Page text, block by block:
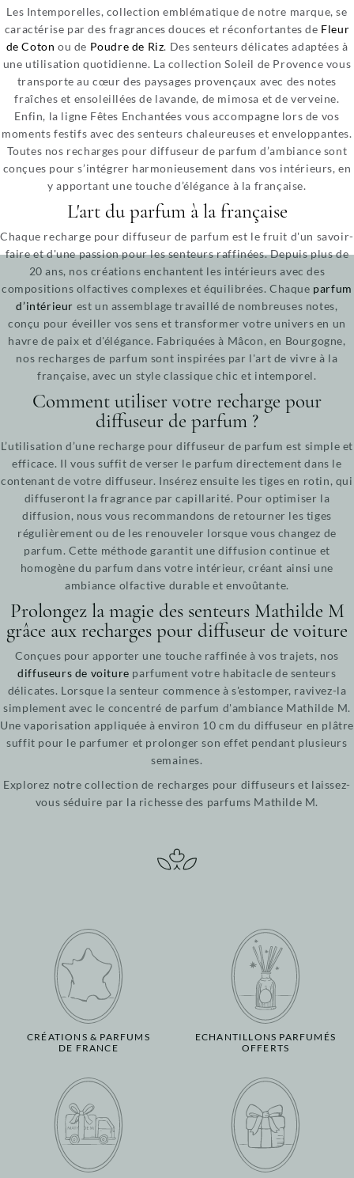
Les Intemporelles, collection emblématique de notre marque, se
caractérise par des fragrances douces et réconfortantes de Fleur
de Coton ou de Poudre de Riz. Des senteurs délicates adaptées à
une utilisation quotidienne. La collection Soleil de Provence vous
transporte au cœur des paysages provençaux avec des notes
fraîches et ensoleillées de lavande, de mimosa et de verveine.
Enfin, la ligne Fêtes Enchantées vous accompagne lors de vos
moments festifs avec des senteurs chaleureuses et enveloppantes.
Toutes nos recharges pour diffuseur de parfum d’ambiance sont
conçues pour s’intégrer harmonieusement dans vos intérieurs, en
y apportant une touche d’élégance à la française.
L'art du parfum à la française
Chaque recharge pour diffuseur de parfum est le fruit d'un savoir-
faire et d'une passion pour les senteurs raffinées. Depuis plus de
20 ans, nos créations enchantent les intérieurs avec des
compositions olfactives complexes et équilibrées. Chaque parfum
d’intérieur est un assemblage travaillé de nombreuses notes,
conçu pour éveiller vos sens et transformer votre univers en un
havre de paix et d'élégance. Fabriquées à Mâcon, en Bourgogne,
nos recharges de parfum sont inspirées par l'art de vivre à la
française, avec un style classique chic et intemporel.
Comment utiliser votre recharge pour
diffuseur de parfum ?
L’utilisation d’une recharge pour diffuseur de parfum est simple et
efficace. Il vous suffit de verser le parfum directement dans le
contenant de votre diffuseur. Insérez ensuite les tiges en rotin, qui
diffuseront la fragrance par capillarité. Pour optimiser la
diffusion, nous vous recommandons de retourner les tiges
régulièrement ou de les renouveler lorsque vous changez de
parfum. Cette méthode garantit une diffusion continue et
homogène du parfum dans votre intérieur, créant ainsi une
ambiance olfactive durable et envoûtante.
Prolongez la magie des senteurs Mathilde M
grâce aux recharges pour diffuseur de voiture
Conçues pour apporter une touche raffinée à vos trajets, nos
diffuseurs de voiture parfument votre habitacle de senteurs
délicates. Lorsque la senteur commence à s'estomper, ravivez-la
simplement avec le concentré de parfum d'ambiance Mathilde M.
Une vaporisation appliquée à environ 10 cm du diffuseur en plâtre
suffit pour le parfumer et prolonger son effet pendant plusieurs
semaines.
Explorez notre collection de recharges pour diffuseurs et laissez-
vous séduire par la richesse des parfums Mathilde M.
CRÉATIONS & PARFUMS
DE FRANCE
ECHANTILLONS PARFUMÉS
OFFERTS